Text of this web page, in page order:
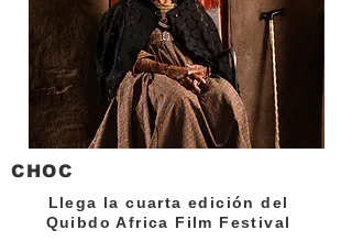
CHOC
Llega la cuarta edición del
Quibdo Africa Film Festival